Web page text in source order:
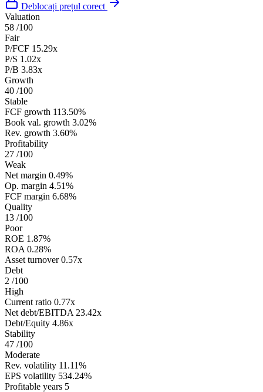
Deblocați prețul corect
Valuation
58 /100
Fair
P/FCF 15.29x
P/S 1.02x
P/B 3.83x
Growth
40 /100
Stable
FCF growth 113.50%
Book val. growth 3.02%
Rev. growth 3.60%
Profitability
27 /100
Weak
Net margin 0.49%
Op. margin 4.51%
FCF margin 6.68%
Quality
13 /100
Poor
ROE 1.87%
ROA 0.28%
Asset turnover 0.57x
Debt
2 /100
High
Current ratio 0.77x
Net debt/EBITDA 23.42x
Debt/Equity 4.86x
Stability
47 /100
Moderate
Rev. volatility 11.11%
EPS volatility 534.24%
Profitable years 5